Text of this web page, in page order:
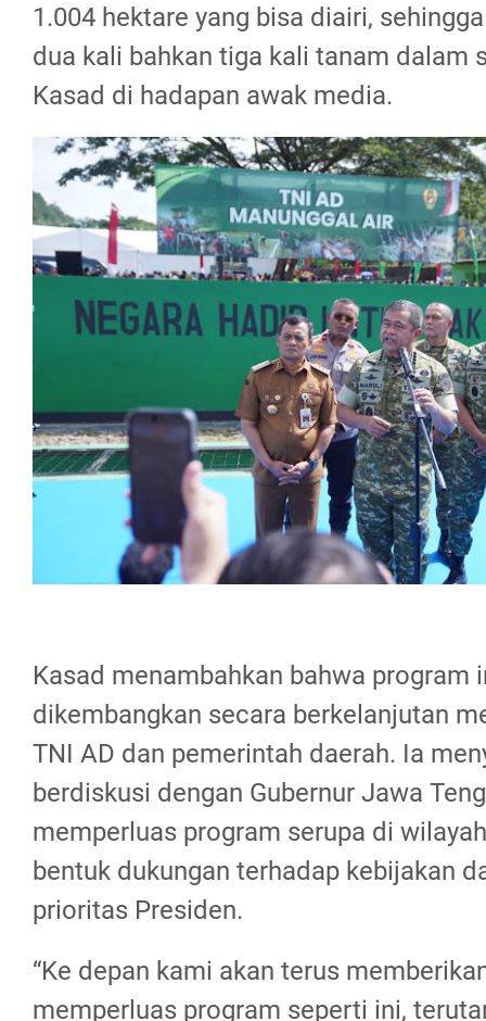
1.004 hektare yang bisa diairi,
dua kali bahkan tiga kali tanam dalam
Kasad di hadapan awak media.
Kasad menambahkan bahwa program
dikembangkan secara berkelanjutan
TNI AD dan pemerintah daerah. Ia
berdiskusi dengan Gubernur Jawa
memperluas program serupa di
bentuk dukungan terhadap kebijakan
prioritas Presiden.
“Ke depan kami akan terus
memperluas program seperti ini,